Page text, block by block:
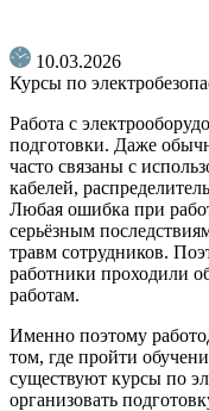
10.03.2026
Курсы по
Работа с
подготовки. Даже
часто связаны с
кабелей,
Любая ошибка при
серьёзным
травм сотрудников.
работники проходили
работам.
Именно поэтому
том, где пройти
существуют курсы по
организовать